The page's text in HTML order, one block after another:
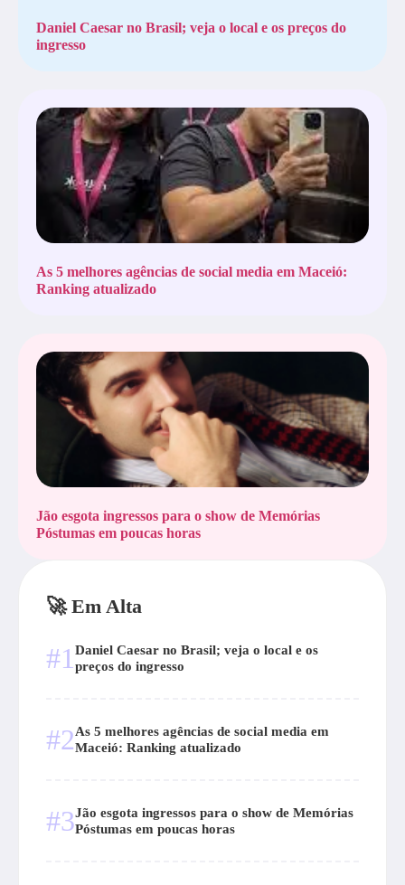
Daniel Caesar no Brasil; veja o local e os preços do
ingresso
As 5 melhores agências de social media em Maceió:
Ranking atualizado
Jão esgota ingressos para o show de Memórias
Póstumas em poucas horas
🚀 Em Alta
#1 Daniel Caesar no Brasil; veja o local e os
preços do ingresso
#2As 5 melhores agências de social media em
Maceió: Ranking atualizado
#3Jão esgota ingressos para o show de Memórias
Póstumas em poucas horas